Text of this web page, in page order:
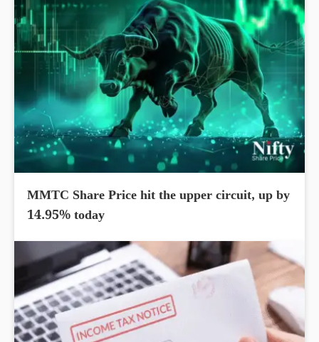
MMTC Share Price hit the upper circuit, up by
14.95% today